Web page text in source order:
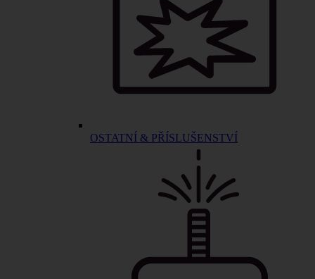
OSTATNÍ & PŘÍSLUŠENSTVÍ